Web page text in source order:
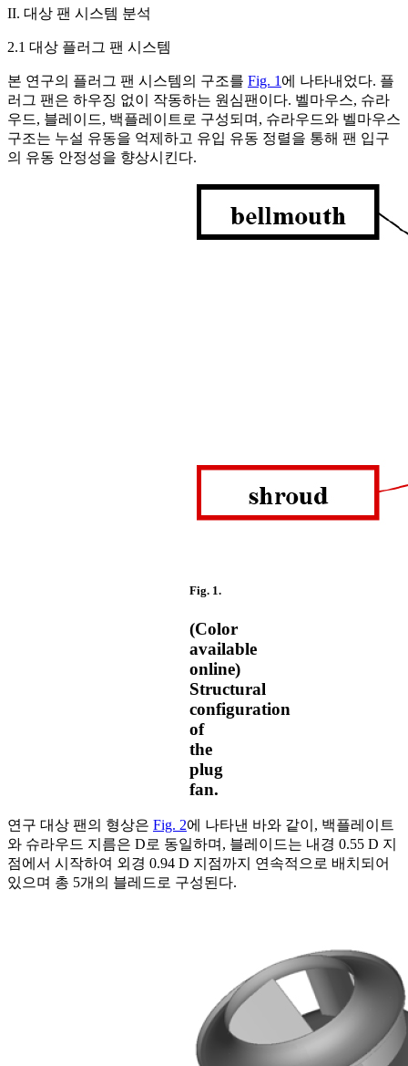
II. 대상 팬 시스템 분석
2.1 대상 플러그 팬 시스템
본 연구의 플러그 팬 시스템의 구조를 Fig. 1 에 나타내었다. 플
러그 팬은 하우징 없이 작동하는 원심팬이다. 벨마우스, 슈라
우드, 블레이드, 백플레이트로 구성되며, 슈라우드와 벨마우스
구조는 누설 유동을 억제하고 유입 유동 정렬을 통해 팬 입구
의 유동 안정성을 향상시킨다.
Fig. 1.
(Color
available
online)
Structural
configuration
of
the
plug
fan.
연구 대상 팬의 형상은 Fig. 2에 나타낸 바와 같이, 백플레이트
와 슈라우드 지름은 D로 동일하며, 블레이드는 내경 0.55 D 지
점에서 시작하여 외경 0.94 D 지점까지 연속적으로 배치되어
있으며 총 5개의 블레드로 구성된다.